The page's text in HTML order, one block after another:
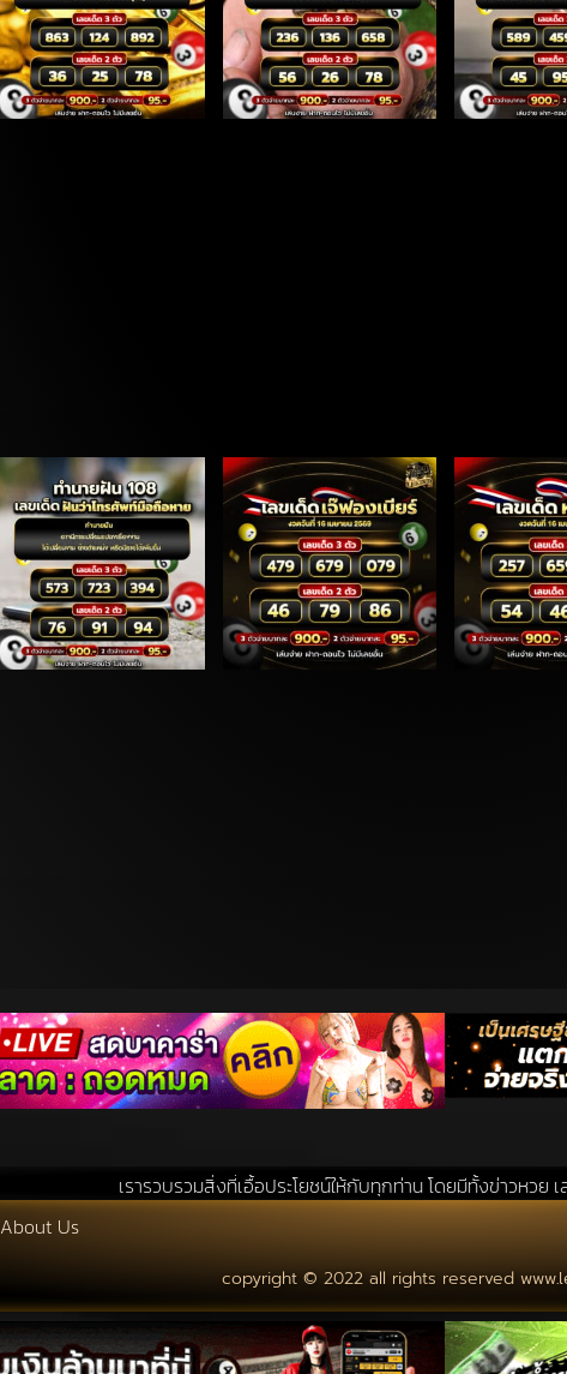
เรารวบรวมสิ่งที่เอื้อประโยชน์ให้กับทุกท่าน โดยมีทั้งข่าวหวย เลขเด็ด หว
About Us
copyright © 2022 all rights reserved